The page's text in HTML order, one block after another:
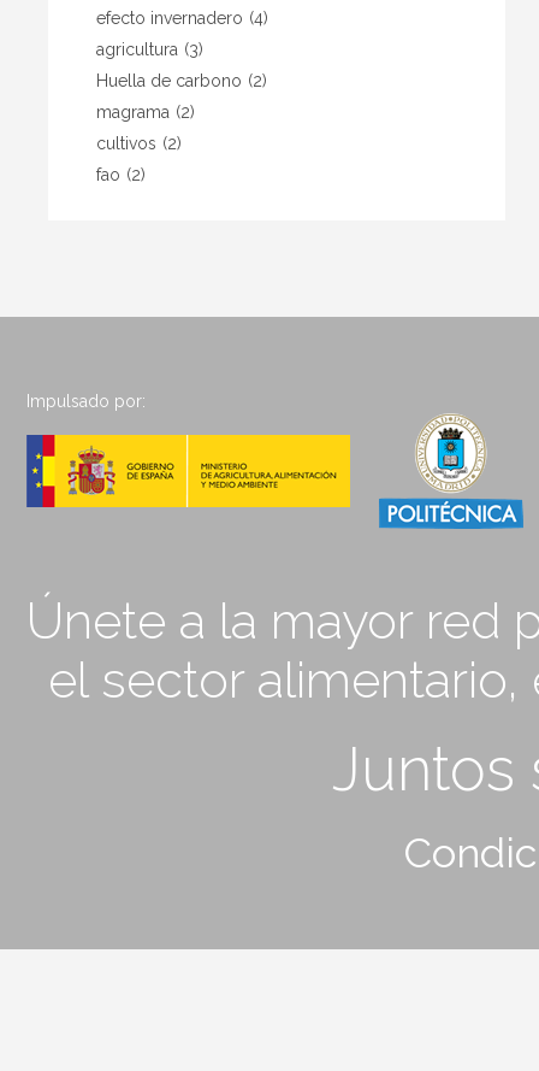
efecto invernadero (4)
agricultura (3)
Huella de carbono (2)
magrama (2)
cultivos (2)
fao (2)
Impulsado por:
Únete a la mayor red
el sector
Juntos